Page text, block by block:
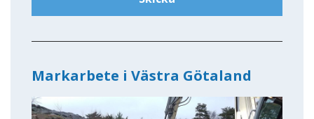
Markarbete i Västra Götaland